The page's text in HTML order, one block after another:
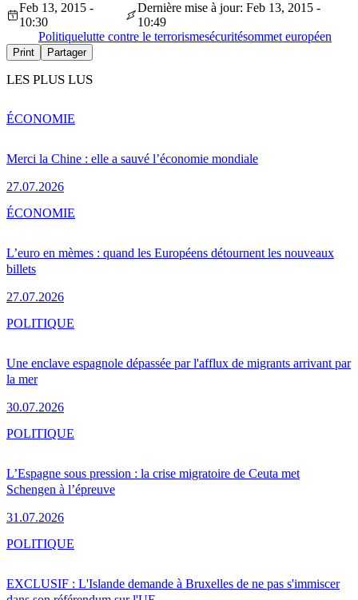
Feb 13, 2015 -
10:30
Dernière mise à jour: Feb 13, 2015 -
10:49
Politiquelutte contre le terrorismesécuritésommet européen
Print Partager
LES PLUS LUS
Merci la Chine : elle a sauvé l’économie mondiale
27.07.2026
ÉCONOMIE
L’euro en mèmes : quand les Européens détournent les nouveaux
billets
27.07.2026
ÉCONOMIE
Une enclave espagnole dépassée par l'afflux de migrants arrivant par
la mer
30.07.2026
POLITIQUE
L’Espagne sous pression : la crise migratoire de Ceuta met
Schengen à l’épreuve
31.07.2026
POLITIQUE
EXCLUSIF : L'Islande demande à Bruxelles de ne pas s'immiscer
POLITIQUE